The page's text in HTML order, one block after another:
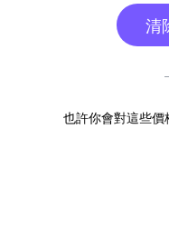
清
也許你會對這些價